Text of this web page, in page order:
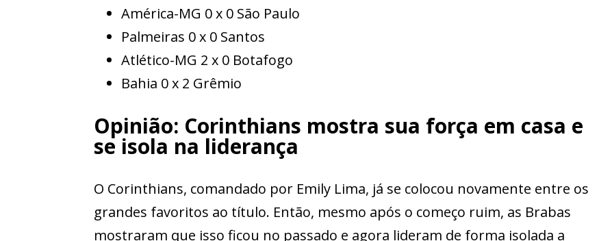
América-MG 0 x 0 São Paulo
Palmeiras 0 x 0 Santos
Atlético-MG 2 x 0 Botafogo
Bahia 0 x 2 Grêmio
Opinião: Corinthians mostra sua força em casa e
se isola na liderança
O Corinthians, comandado por Emily Lima, já se colocou novamente entre os
grandes favoritos ao título. Então, mesmo após o começo ruim, as Brabas
mostraram que isso ficou no passado e agora lideram de forma isolada a